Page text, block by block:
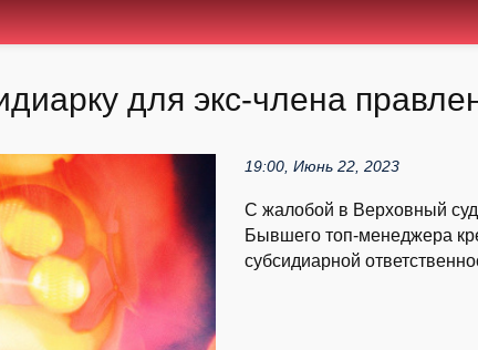
для экс-члена
19:00, Июнь 22, 2023
С жалобой в Верховный суд
Бывшего топ-менеджера
субсидиарной